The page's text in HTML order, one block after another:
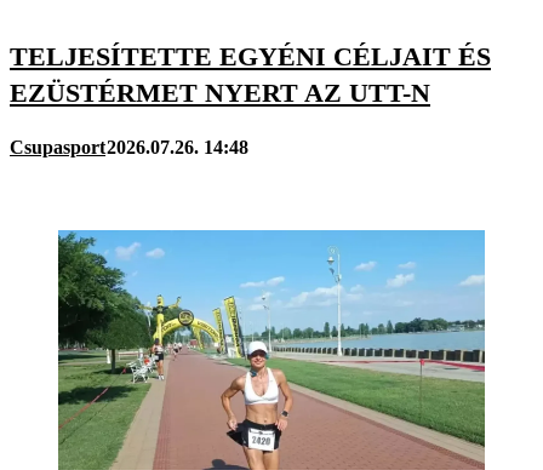
TELJESÍTETTE EGYÉNI CÉLJAIT ÉS
EZÜSTÉRMET NYERT AZ UTT-N
Csupasport2026.07.26. 14:48